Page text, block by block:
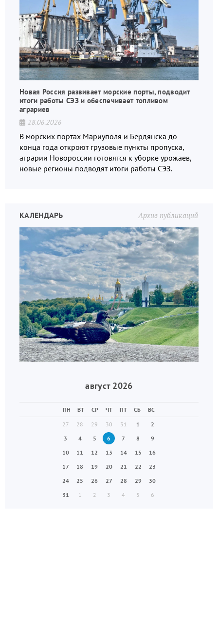
Новая Россия развивает морские порты, подводит
итоги работы СЭЗ и обеспечивает топливом
аграриев
28.06.2026
В морских портах Мариуполя и Бердянска до
конца года откроют грузовые пункты пропуска,
аграрии Новороссии готовятся к уборке урожаев,
новые регионы подводят итоги работы СЭЗ.
Архив публикаций
КАЛЕНДАРЬ
август 2026
ПН ВТ СР ЧТ ПТ СБ
ВС
27
28 29 30 31 1
2
3
4 5 6 7 8
9
10
11 12 13 14 15
16
17
18 19 20 21 22
23
24
25 26 27 28 29
30
31
1 2 3 4 5 6